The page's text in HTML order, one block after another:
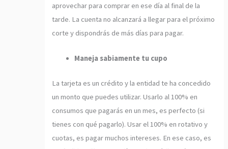
aprovechar para comprar en ese día al final de la
tarde. La cuenta no alcanzará a llegar para el próximo
corte y dispondrás de más días para pagar.
Maneja sabiamente tu cupo
La tarjeta es un crédito y la entidad te ha concedido
un monto que puedes utilizar. Usarlo al 100% en
consumos que pagarás en un mes, es perfecto (si
tienes con qué pagarlo). Usar el 100% en rotativo y
cuotas, es pagar muchos intereses. En ese caso, es